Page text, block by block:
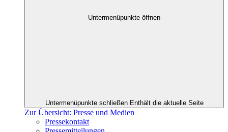
Untermenüpunkte öffnen
Untermenüpunkte schließen Enthält die aktuelle Seite
Zur Übersicht: Presse und Medien
Pressekontakt